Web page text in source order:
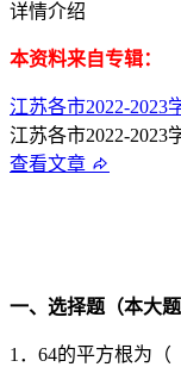
详情介绍
本资料来自专辑：
江苏各市2022-2023
江苏各市2022-
查看文章
一、选择题（本大
1．64的平方根为（